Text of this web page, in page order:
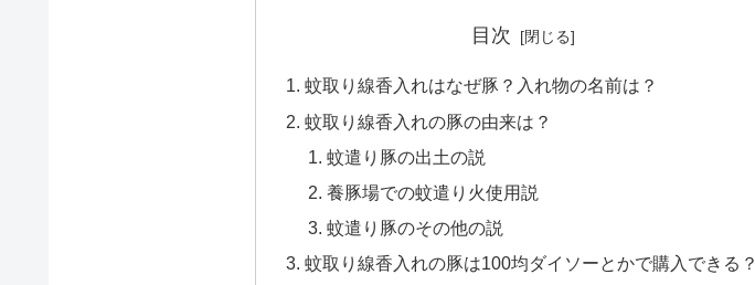
目次
蚊取り線香入れはなぜ豚？入れ物の名前は？
蚊取り線香入れの豚の由来は？
蚊遣り豚の出土の説
養豚場での蚊遣り火使用説
蚊遣り豚のその他の説
蚊取り線香入れの豚は100均ダイソーとかで購入できる？